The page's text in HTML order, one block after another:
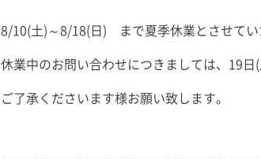
8/10(土)～8/18(日) まで夏季休業とさせてい
休業中のお問い合わせにつきましては、19
ご了承くださいます様お願い致します。